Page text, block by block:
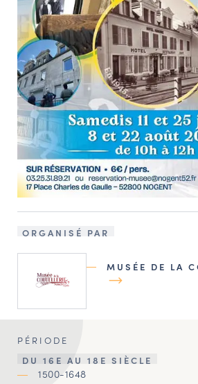
ORGANISÉ PAR
MUSÉE DE LA
PÉRIODE
DU 16E AU 18E SIÈCLE
1500-1648